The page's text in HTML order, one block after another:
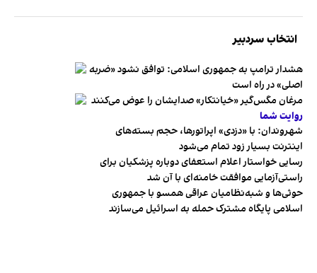
انتخاب سردبیر
هشدار ترامپ به جمهوری اسلامی: توافق نشود «ضربه
اصلی» در راه است
مرغان مگس‌گیر «خیانتکار» صدایشان را عوض می‌کنند
روایت شما
شهروندان:‌ با «دزدی» اپراتورها، حجم بسته‌های
اینترنت بسیار زود تمام می‌شود
رسایی خواستار اعلام استعفای دوباره پزشکیان برای
راستی‌آزمایی موافقت خامنه‌ای با آن شد
حوثی‌ها و شبه‌نظامیان عراقی همسو با جمهوری
اسلامی پایگاه مشترک حمله به اسرائیل می‌سازند